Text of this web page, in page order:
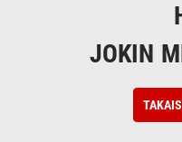
JOKIN